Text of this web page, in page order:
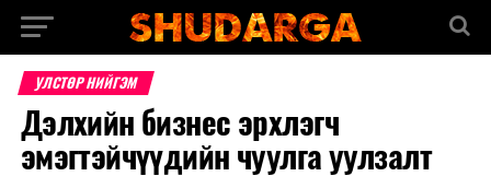
УЛСТӨР НИЙГЭМ
Дэлхийн бизнес эрхлэгч
эмэгтэйчүүдийн чуулга уулзалт